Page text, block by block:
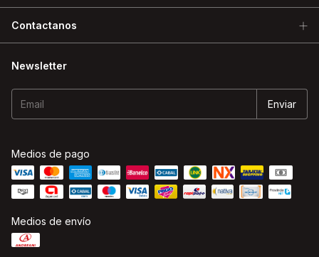
Contactanos
Newsletter
Medios de pago
Medios de envío